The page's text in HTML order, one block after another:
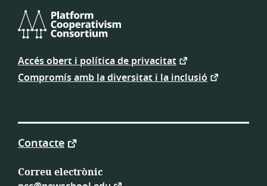
Consorci
Cooperativisme
de
Plataforma
Accés obert i política de privacitat
Compromís amb la diversitat i la inclusió
Contacte
Correu electrònic